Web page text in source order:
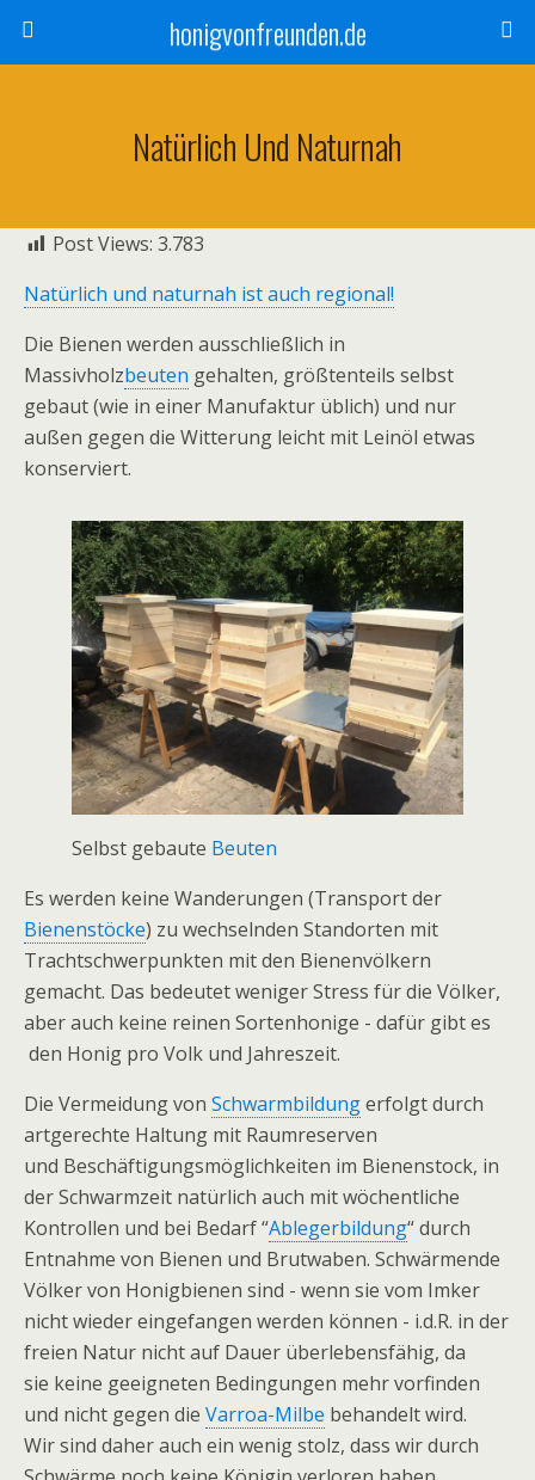
honigvonfreunden.de
Natürlich Und Naturnah
Post Views: 3.783
Natürlich und naturnah ist auch regional!
Die Bienen‌ ‌werden‌ ‌ausschließlich‌ ‌in‌
‌Massivholzbeuten ‌ ‌gehalten,‌ ‌größtenteils‌ ‌selbst‌
‌gebaut‌ ‌(wie‌ ‌in‌ ‌einer‌ ‌Manufaktur‌ ‌üblich)‌ ‌und‌ ‌nur‌
‌außen‌ ‌gegen‌ ‌die‌ ‌Witterung‌ ‌leicht‌ ‌mit‌ ‌Leinöl‌ ‌etwas‌
‌konserviert.‌ ‌ ‌ ‌
Selbst‌ ‌gebaute‌ ‌ Beuten‌
‌Es werden keine‌ ‌Wanderungen‌ ‌(Transport‌ ‌der‌
Bienenstöcke)‌ ‌zu‌ ‌wechselnden‌ ‌Standorten‌ ‌mit‌
‌Trachtschwerpunkten‌ mit‌ den‌ ‌Bienenvölkern
gemacht. ‌Das‌ ‌bedeutet‌ ‌weniger‌ ‌Stress‌ ‌für‌ ‌die‌ ‌Völker,‌
‌aber‌ ‌auch‌ ‌keine‌ ‌reinen‌ ‌Sortenhonige‌ ‌-‌ ‌dafür‌ gibt es
‌ ‌den‌ ‌Honig‌ ‌pro‌ ‌Volk‌ ‌und‌ ‌Jahreszeit‌. ‌
‌Die‌ ‌Vermeidung‌ ‌von‌ ‌ Schwarmbildung‌‌erfolgt‌ ‌durch‌
‌artgerechte‌ ‌Haltung‌ ‌mit‌ ‌Raumreserven‌
‌und‌ ‌Beschäftigungsmöglichkeiten‌ ‌im‌ ‌Bienenstock,‌ ‌in‌
‌der‌ ‌Schwarmzeit‌ ‌natürlich‌ ‌auch‌ ‌mit‌ ‌wöchentliche‌
‌Kontrollen‌ ‌und‌ ‌bei‌ ‌Bedarf‌ ‌“Ablegerbildung“‌ ‌durch‌
‌Entnahme‌ ‌von‌ ‌Bienen‌ ‌und‌ ‌Brutwaben.‌ ‌Schwärmende‌
‌Völker‌ ‌von‌ ‌Honigbienen‌ ‌sind‌ ‌-‌ ‌wenn‌ ‌sie‌ ‌vom‌ ‌Imker‌
‌nicht‌ ‌wieder‌ ‌eingefangen‌ ‌werden‌ ‌können‌ ‌-‌ ‌i.d.R.‌ ‌in‌ ‌der‌
‌freien‌ ‌Natur‌ ‌nicht‌ ‌auf‌ ‌Dauer‌ ‌überlebensfähig,‌ ‌da‌
‌sie‌ ‌keine‌ ‌geeigneten‌ ‌Bedingungen‌ ‌mehr‌ ‌vorfinden‌
‌und‌ ‌nicht‌ ‌gegen‌ ‌die‌ ‌Varroa-Milbe ‌ ‌behandelt‌ ‌wird.‌ ‌
Wir‌ ‌sind‌ ‌daher‌ ‌auch‌ ‌ein‌ ‌wenig‌ ‌stolz,‌ ‌dass‌ ‌wir‌ ‌durch‌